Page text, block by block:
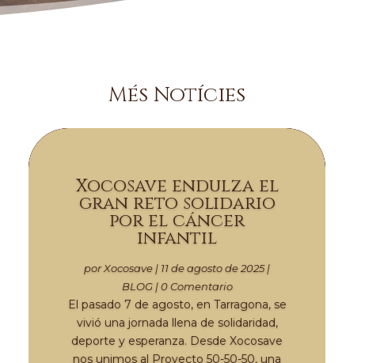
Més Notícies
Xocosave endulza el
gran reto solidario
por el cáncer
infantil
porXocosave | 11 de agosto de 2025|
BLOG| 0 Comentario
El pasado 7 de agosto, en Tarragona, se
vivió una jornada llena de solidaridad,
deporte y esperanza. Desde Xocosave
nos unimos al Proyecto 50-50-50, una